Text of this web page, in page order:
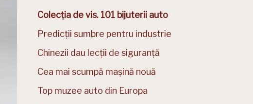
Colecția de vis. 101 bijuterii auto
Predicții sumbre pentru industrie
Chinezii dau lecții de siguranță
Cea mai scumpă mașină nouă
Top muzee auto din Europa